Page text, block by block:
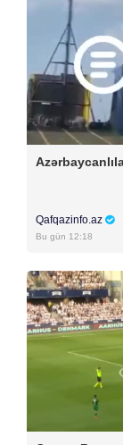
Qafqazinfo.az
Bu gün 12:18